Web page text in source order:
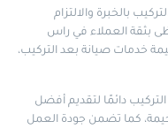
بالخبرة والالتزام
بثقة العملاء في راس
خدمات صيانة بعد التركيب،
دائمًا لتقديم أفضل
كما تضمن جودة العمل